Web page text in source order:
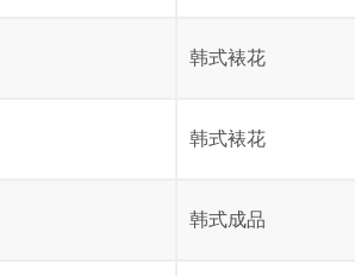
韩式裱花
韩式裱花
韩式成品